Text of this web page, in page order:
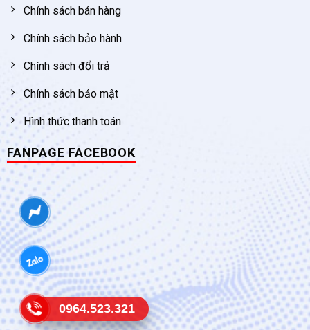
Chính sách bán hàng
Chính sách bảo hành
Chính sách đổi trả
Chính sách bảo mật
Hình thức thanh toán
FANPAGE FACEBOOK
0964.523.321